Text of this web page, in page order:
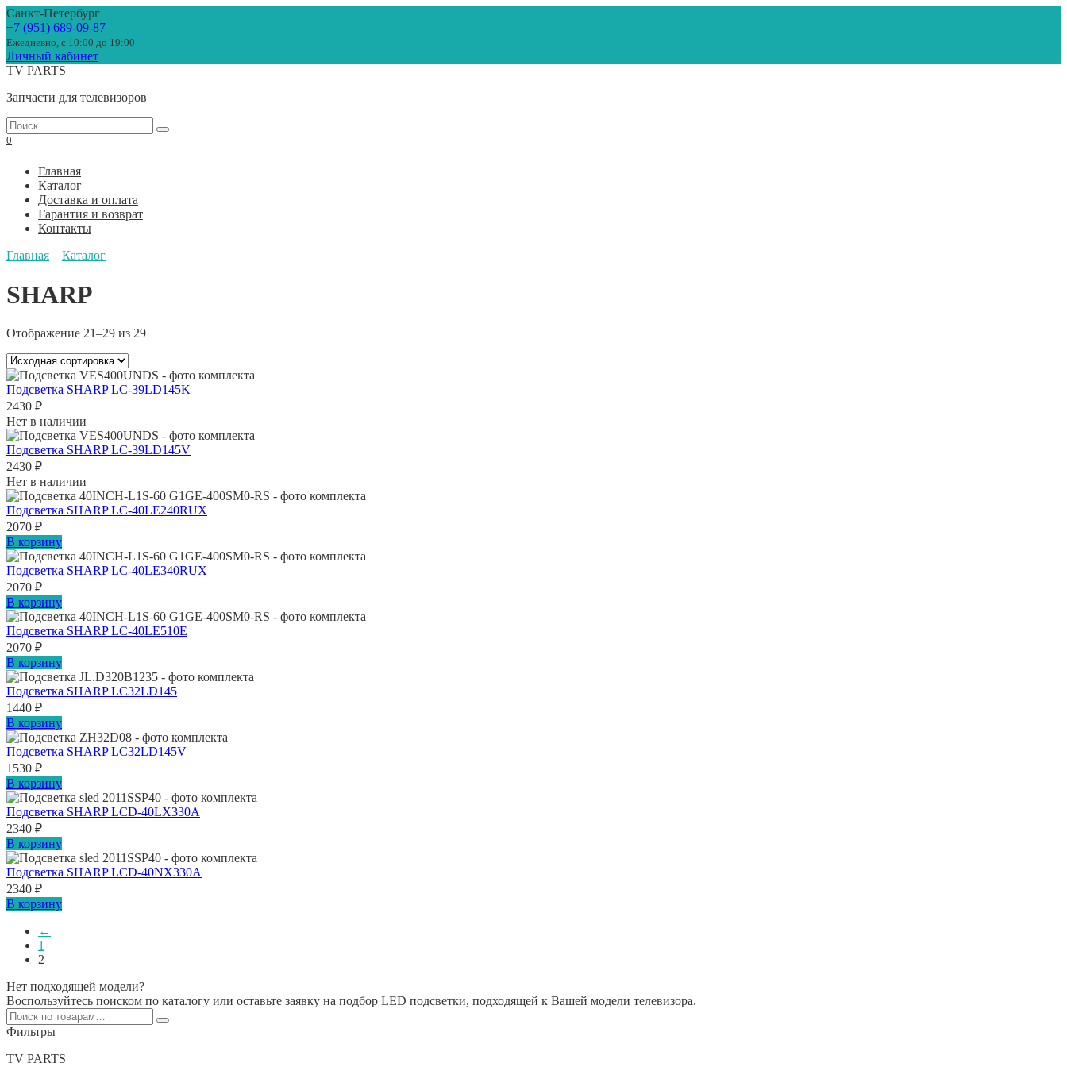
Перейти
к
содержанию
Санкт-Петербург
+7 (951) 689-09-87
Ежедневно, с 10:00 до 19:00
Личный кабинет
TV PARTS
Запчасти для телевизоров
Search
for:
0
Главная
Каталог
Доставка и оплата
Гарантия и возврат
Контакты
Главная
Каталог
SHARP
Отображение 21–29 из 29
Подсветка SHARP LC-39LD145K
2430 ₽
Нет в наличии
Подсветка SHARP LC-39LD145V
2430 ₽
Нет в наличии
Подсветка SHARP LC-40LE240RUX
2070 ₽
В корзину
Подсветка SHARP LC-40LE340RUX
2070 ₽
В корзину
Подсветка SHARP LC-40LE510E
2070 ₽
В корзину
Подсветка SHARP LC32LD145
1440 ₽
В корзину
Подсветка SHARP LC32LD145V
1530 ₽
В корзину
Подсветка SHARP LCD-40LX330A
2340 ₽
В корзину
Подсветка SHARP LCD-40NX330A
2340 ₽
В корзину
←
1
2
Нет подходящей модели?
Воспользуйтесь поиском по каталогу или оставьте заявку на подбор LED подсветки, подходящей к Вашей модели телевизора.
Искать:
Фильтры
TV PARTS